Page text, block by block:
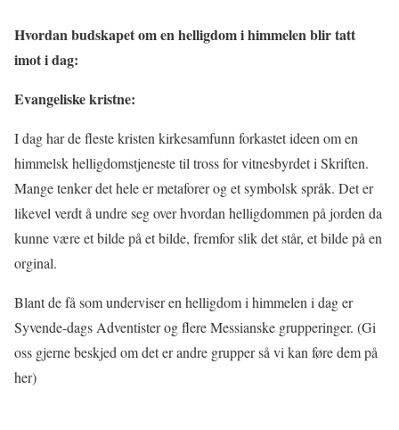
Hvordan budskapet om en helligdom i himmelen blir tatt
imot i dag:
Evangeliske kristne:
I dag har de fleste kristen kirkesamfunn forkastet ideen om en
himmelsk helligdomstjeneste til tross for vitnesbyrdet i Skriften.
Mange tenker det hele er metaforer og et symbolsk språk. Det er
likevel verdt å undre seg over hvordan helligdommen på jorden da
kunne være et bilde på et bilde, fremfor slik det står, et bilde på en
orginal.
Blant de få som underviser en helligdom i himmelen i dag er
Syvende-dags Adventister og flere Messianske grupperinger. (Gi
oss gjerne beskjed om det er andre grupper så vi kan føre dem på
her)